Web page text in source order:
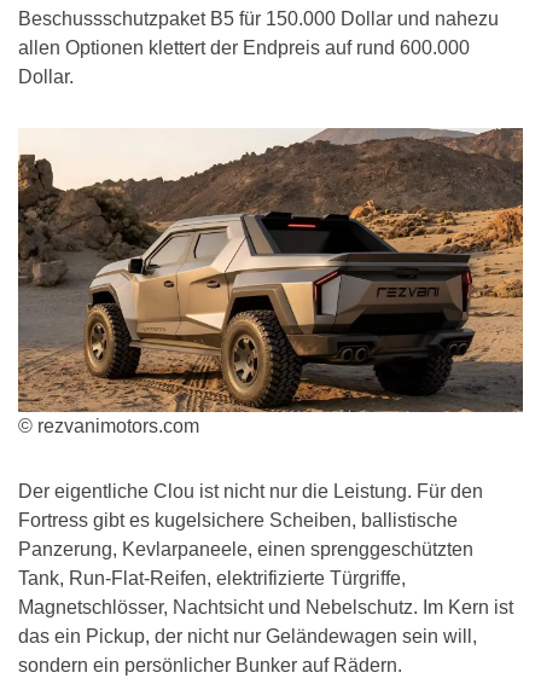
Beschuss­schutzpaket B5 für 150.000 Dollar und nahezu
allen Optionen klettert der Endpreis auf rund 600.000
Dollar.
© rezvanimotors.com
Der eigentliche Clou ist nicht nur die Leistung. Für den
Fortress gibt es kugelsichere Scheiben, ballistische
Panzerung, Kevlarpaneele, einen sprenggeschützten
Tank, Run-Flat-Reifen, elektrifizierte Türgriffe,
Magnetschlösser, Nachtsicht und Nebelschutz. Im Kern ist
das ein Pickup, der nicht nur Geländewagen sein will,
sondern ein persönlicher Bunker auf Rädern.